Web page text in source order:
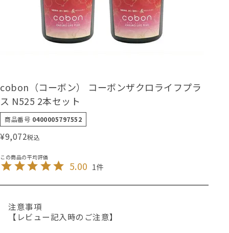
cobon（コーボン） コーボンザクロライフプラ
ス N525 2本セット
商品番号 0400005797552
¥9,072税込
5.00 1
注意事項
【レビュー記入時のご注意】